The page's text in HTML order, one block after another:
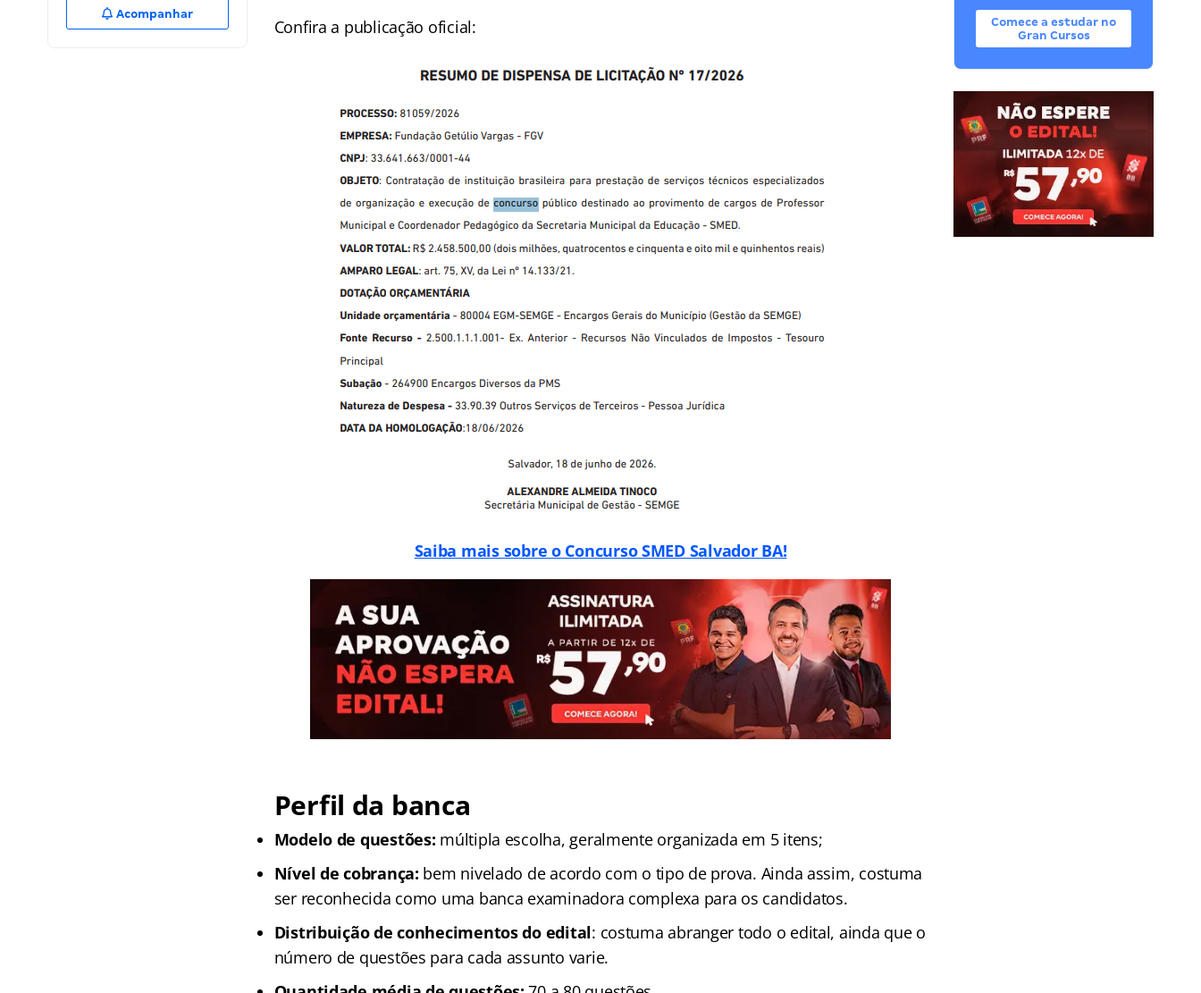
Acompanhar
Confira a publicação oficial:
Saiba mais sobre o Concurso SMED Salvador BA!
Perfil da banca
Modelo de questões: múltipla escolha, geralmente organizada em 5 itens;
Nível de cobrança: bem nivelado de acordo com o tipo de prova. Ainda assim, costuma
ser reconhecida como uma banca examinadora complexa para os candidatos.
Distribuição de conhecimentos do edital: costuma abranger todo o edital, ainda que o
número de questões para cada assunto varie.
Comece a estudar no
Gran Cursos